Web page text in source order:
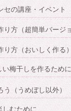
セの講座・イベント
り方（超簡単バージ
り方（おいしく作る
い梅干しを作るため
う（うめぼし以外）
しむために